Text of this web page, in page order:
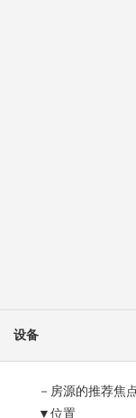
设备
－房源的推荐焦
▼位置